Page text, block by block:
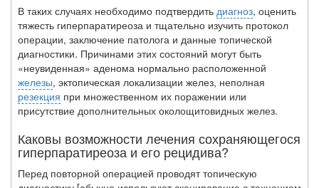
В таких случаях необходимо подтвердить диагноз, оценить
тяжесть гиперпара­тиреоза и тщательно изучить протокол
операции, заключение патолога и данные топической
диагностики. Причинами этих состояний могут быть
«неувиденная» аденома нормально расположенной
железы, эктопическая локализации желез, не­полная
резекция при множественном их поражении или
присутствие дополнитель­ных околощитовидных желез.
Каковы возможности лечения сохраняющегося
гиперпаратиреоза и его рецидива?
Перед повторной операцией проводят топическую